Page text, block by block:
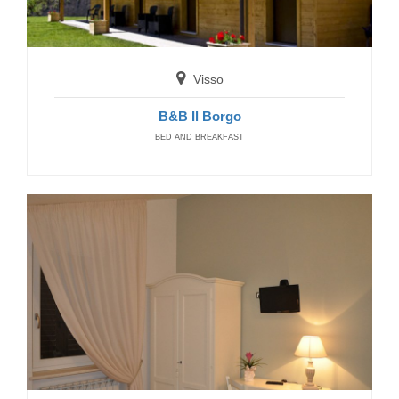
Pieve Torina
Pieve Torina
Visso
B&B Il Borgo
BED AND BREAKFAST